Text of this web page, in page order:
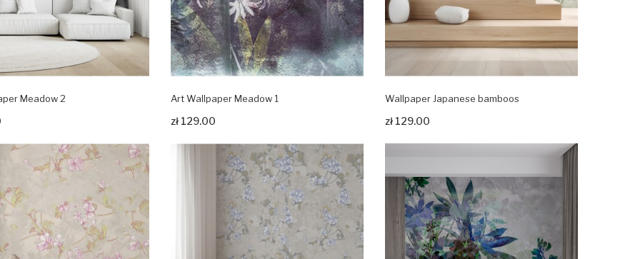
Meadow 2 Art Wallpaper Meadow 1
zł 129.00
Zobacz produkt
Wallpaper Japanese bamboos
zł 129.00
Zobacz produkt